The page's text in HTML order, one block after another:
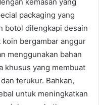
packaging yang
botol dilengkapi desain
bergambar anggur
menggunakan bahan
khusus yang membuat
terukur. Bahkan,
untuk meningkatkan